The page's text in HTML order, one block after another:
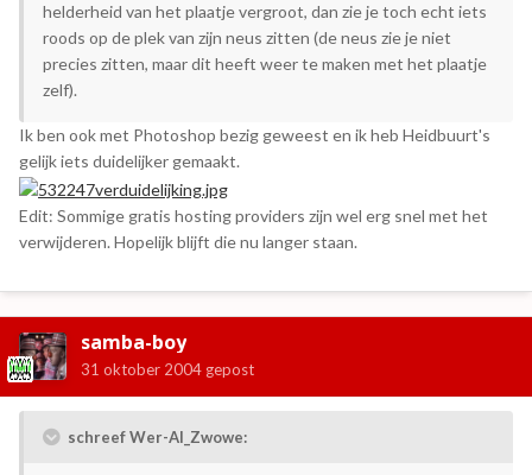
helderheid van het plaatje vergroot, dan zie je toch echt iets
roods op de plek van zijn neus zitten (de neus zie je niet
precies zitten, maar dit heeft weer te maken met het plaatje
zelf).
Ik ben ook met Photoshop bezig geweest en ik heb Heidbuurt's
gelijk iets duidelijker gemaakt.
Edit: Sommige gratis hosting providers zijn wel erg snel met het
verwijderen. Hopelijk blijft die nu langer staan.
samba-boy
31 oktober 2004 gepost
schreef Wer-Al_Zwowe: